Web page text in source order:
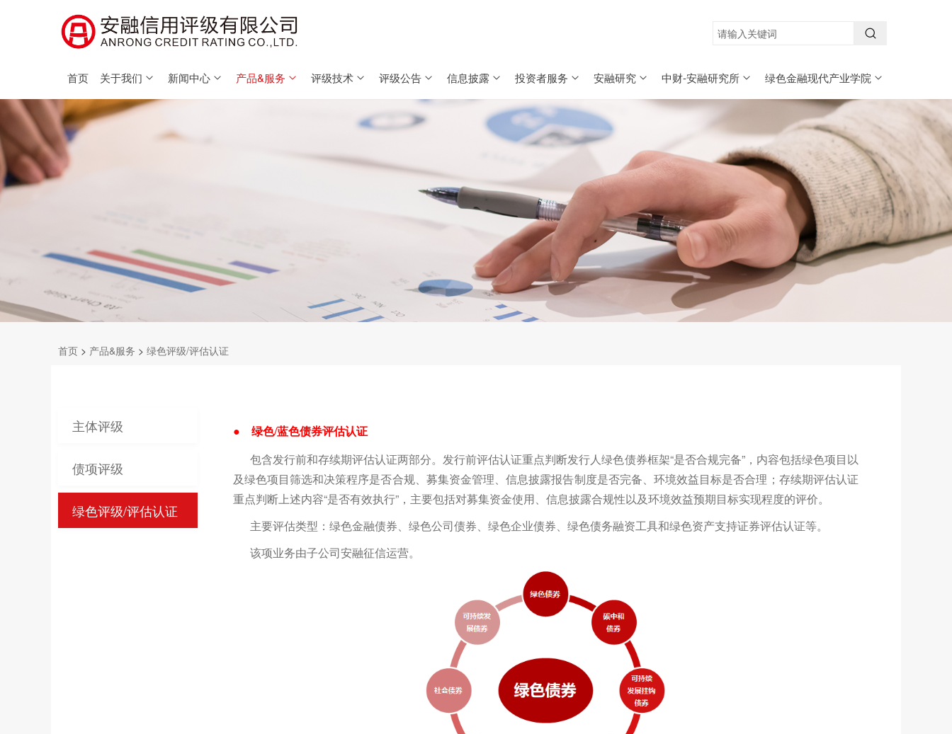
首页 关于我们 新闻中心 产品&服务 评级技术 评级公告 信息披露 投资者服务 安融研究 中财-安融研究所 绿色金融现代产业学院
首页 > 产品&服务 > 绿色评级/评估认证
主体评级
债项评级
绿色评级/评估认证
● 绿色/蓝色债券评估认证
包含发行前和存续期评估认证两部分。发行前评估认证重点判断发行人绿色债券框架“是否合规完备”，内容包括绿色项目以
及绿色项目筛选和决策程序是否合规、募集资金管理、信息披露报告制度是否完备、环境效益目标是否合理；存续期评估认证
重点判断上述内容“是否有效执行”，主要包括对募集资金使用、信息披露合规性以及环境效益预期目标实现程度的评价。
主要评估类型：绿色金融债券、绿色公司债券、绿色企业债券、绿色债务融资工具和绿色资产支持证券评估认证等。
该项业务由子公司安融征信运营。